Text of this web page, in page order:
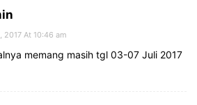
2017 At 10:46 am
memang masih tgl 03-07 Juli 2017